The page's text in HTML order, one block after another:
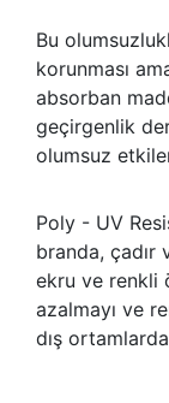
Bu
korunması
absorban
geçirgenlik
olumsuz
Poly - UV
branda,
ekru ve renkli
azalmayı ve
dış